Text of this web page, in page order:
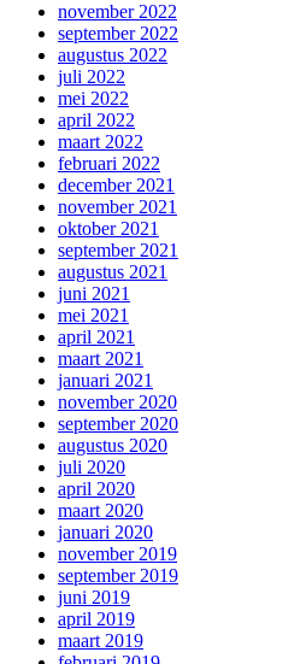
november 2022
september 2022
augustus 2022
juli 2022
mei 2022
april 2022
maart 2022
februari 2022
december 2021
november 2021
oktober 2021
september 2021
augustus 2021
juni 2021
mei 2021
april 2021
maart 2021
januari 2021
november 2020
september 2020
augustus 2020
juli 2020
april 2020
maart 2020
januari 2020
november 2019
september 2019
juni 2019
april 2019
maart 2019